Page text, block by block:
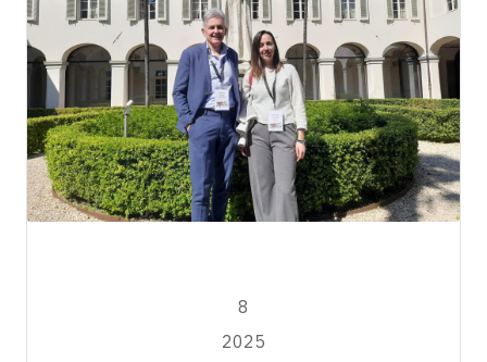
8
2025